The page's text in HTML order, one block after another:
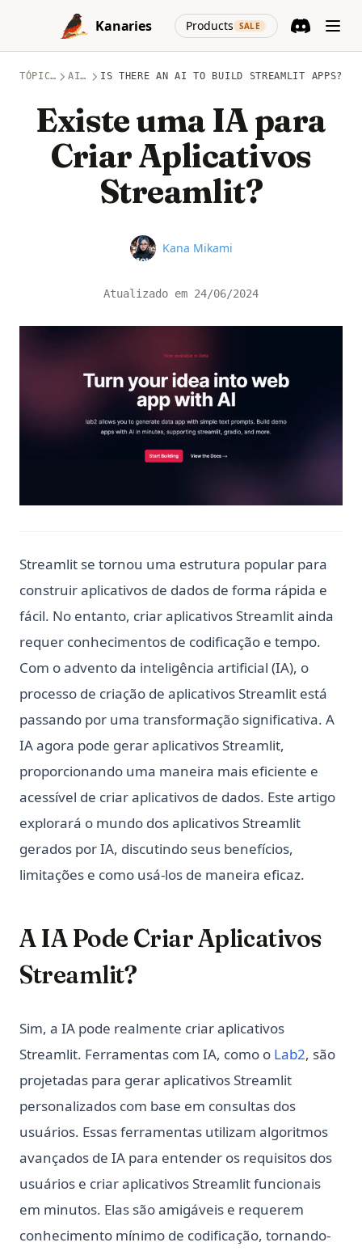
Skip to content
Kanaries
Products SALE
(opens in a
TÓPICOS AIGC IS THERE AN AI TO BUILD STREAMLIT APPS?
Existe uma IA para
Criar Aplicativos
Streamlit?
Name
Kana Mikami
Atualizado em 24/06/2024
Streamlit se tornou uma estrutura popular para
construir aplicativos de dados de forma rápida e
fácil. No entanto, criar aplicativos Streamlit ainda
requer conhecimentos de codificação e tempo.
Com o advento da inteligência artificial (IA), o
processo de criação de aplicativos Streamlit está
passando por uma transformação significativa. A
IA agora pode gerar aplicativos Streamlit,
proporcionando uma maneira mais eficiente e
acessível de criar aplicativos de dados. Este artigo
explorará o mundo dos aplicativos Streamlit
gerados por IA, discutindo seus benefícios,
limitações e como usá-los de maneira eficaz.
A IA Pode Criar Aplicativos
Streamlit?
Sim, a IA pode realmente criar aplicativos
Streamlit. Ferramentas com IA, como o Lab2(opens
, são
projetadas para gerar aplicativos Streamlit
personalizados com base em consultas dos
usuários. Essas ferramentas utilizam algoritmos
avançados de IA para entender os requisitos dos
usuários e criar aplicativos Streamlit funcionais
em minutos. Elas são amigáveis e requerem
conhecimento mínimo de codificação, tornando-